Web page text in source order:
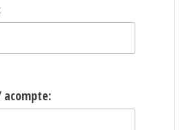
acompte: